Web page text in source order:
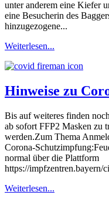
unter anderem eine Kiefer
eine Besucherin des
hinzugezogene...
Weiterlesen...
Hinweise zu
Bis auf weiteres finden
ab sofort FFP2 Masken zu
werden.Zum Thema
Corona-
normal über die Plattform
https://impfzentren.bayern/
Weiterlesen...